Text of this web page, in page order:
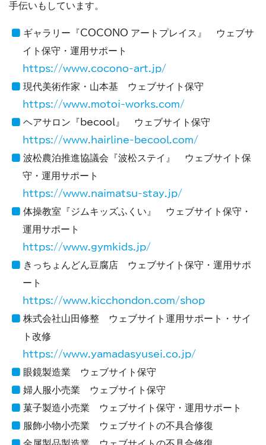
手伝いもしています。
ギャラリー『COCONO アートプレイス』 ウェブサ
イト保守・運用サポート
https://www.cocono-art.jp/
現代美術作家・山本基 ウェブサイト保守
https://www.motoi-works.com/
ヘアサロン『becool』 ウェブサイト保守
https://www.hairline-becool.com/
波松農泊推進協議会『波松ステイ』 ウェブサイト保
守・運用サポート
https://www.naimatsu-stay.jp/
体操教室『ジムキッズふくい』 ウェブサイト保守・
運用サポート
https://www.gymkids.jp/
きっちょんどん豆腐店 ウェブサイト保守・運用サポ
ート
https://www.kicchondon.com/shop
株式会社山田修整 ウェブサイト運用サポート・サイ
ト改修
https://www.yamadasyusei.co.jp/
眼鏡製造業 ウェブサイト保守
婦人服小売業 ウェブサイト保守
菓子製造小売業 ウェブサイト保守・運用サポート
服飾小物小売業 ウェブサイトの不具合修復